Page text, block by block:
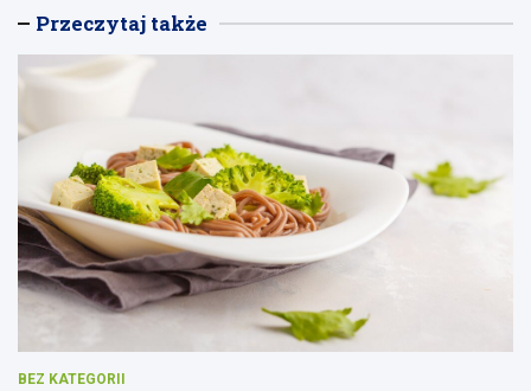
Przeczytaj także
BEZ KATEGORII